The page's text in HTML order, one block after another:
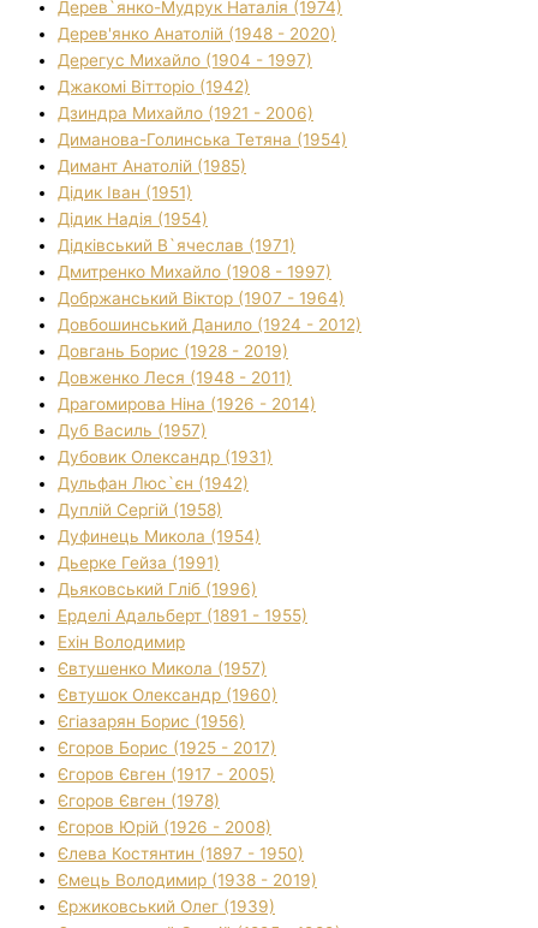
Дерев`янко-Мудрук Наталія (1974)
Дерев'янко Анатолій (1948 - 2020)
Дерегус Михайло (1904 - 1997)
Джакомі Вітторіо (1942)
Дзиндра Михайло (1921 - 2006)
Диманова-Голинська Тетяна (1954)
Димант Анатолій (1985)
Дідик Іван (1951)
Дідик Надія (1954)
Дідківський В`ячеслав (1971)
Дмитренко Михайло (1908 - 1997)
Добржанський Віктор (1907 - 1964)
Довбошинський Данило (1924 - 2012)
Довгань Борис (1928 - 2019)
Довженко Леся (1948 - 2011)
Драгомирова Ніна (1926 - 2014)
Дуб Василь (1957)
Дубовик Олександр (1931)
Дульфан Люс`єн (1942)
Дуплій Сергій (1958)
Дуфинець Микола (1954)
Дьерке Гейза (1991)
Дьяковський Гліб (1996)
Ерделі Адальберт (1891 - 1955)
Ехін Володимир
Євтушенко Микола (1957)
Євтушок Олександр (1960)
Єгіазарян Борис (1956)
Єгоров Борис (1925 - 2017)
Єгоров Євген (1917 - 2005)
Єгоров Євген (1978)
Єгоров Юрій (1926 - 2008)
Єлева Костянтин (1897 - 1950)
Ємець Володимир (1938 - 2019)
Єржиковський Олег (1939)